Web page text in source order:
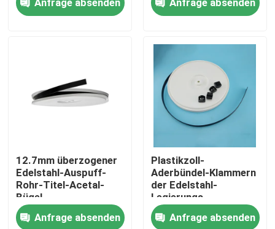
Produkte
Über uns
Qualitätskontrolle
Kontakt
Zipplastikbindungen
94V-2
12.7mm überzogener
Edelstahl-Auspuff-
Rohr-Titel-Acetal-
Bügel
Anfrage absenden
Plastikzoll-
Aderbündel-Klammern
der Edelstahl-
Legierungs-
Flachkabel-Klammern-
1/2 Anfrage absenden